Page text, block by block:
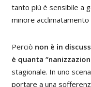
tanto più è sensibile a
minore acclimatamento
Perciò non è in
è quanta
stagionale. In uno
portare a una